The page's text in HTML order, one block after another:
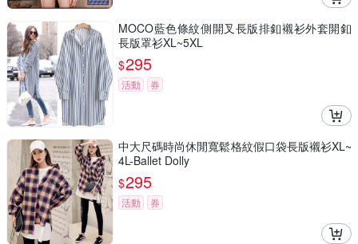
MOCO藍色條紋側開叉長版排釦襯衫外套開釦
長版罩衫XL~5XL
$295
活動 券
中大尺碼時尚休閒寬鬆格紋假口袋長版襯衫XL~
4L-Ballet Dolly
$295
活動 券